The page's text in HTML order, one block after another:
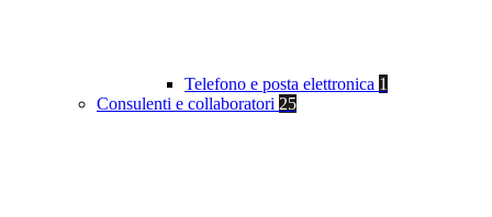
Telefono e posta elettronica 1
Consulenti e collaboratori 25